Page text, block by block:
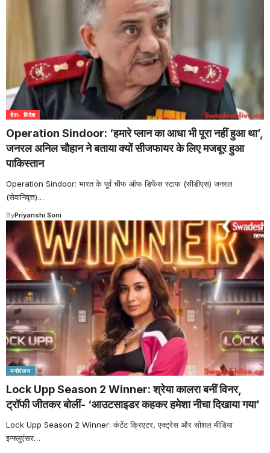
देश- विदेश
Operation Sindoor: ‘हमारे प्लान का आधा भी पूरा नहीं हुआ था’,
जनरल अनिल चौहान ने बताया क्यों सीजफायर के लिए मजबूर हुआ
पाकिस्तान
Operation Sindoor: भारत के पूर्व चीफ ऑफ डिफेंस स्टाफ (सीडीएस) जनरल
(सेवानिवृत्त)…
ByPriyanshi Soni
मनोरंजन
Lock Upp Season 2 Winner: श्रेया कालरा बनीं विनर,
ट्रॉफी जीतकर बोलीं- ‘आउटसाइडर कहकर हमेशा नीचा दिखाया गया’
Lock Upp Season 2 Winner: कंटेंट क्रिएटर, एक्ट्रेस और सोशल मीडिया
इन्फ्लुएंसर…